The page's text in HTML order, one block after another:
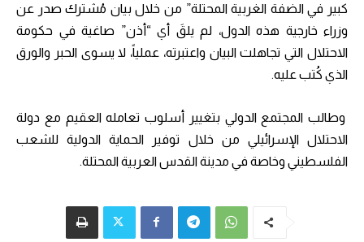
كبير في الضفة الغربية المحتلة” من خلال بيان مُشترك صدر عن
وزراء خارجية هذه الدول، لم يلقَ أي “أذن” صاغية في حكومة
الاحتلال التي تجاهلت البيان واعتبرته، عملياً، لا يسوى الحبر والورق
الذي كُتب عليه.
وطالب المجتمع الدولي بتغيير أسلوب تعامله العقيم مع دولة
الاحتلال الإسرائيلي من خلال توفير الحماية الدولية للشعب
الفلسطيني وخاصة في مدينة القدس العربية المحتلة.